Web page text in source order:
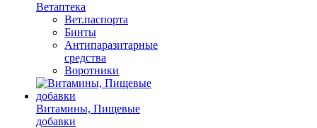
Ветаптека
Вет.паспорта
Бинты
Антипаразитарные
средства
Воротники
Витамины, Пищевые
добавки